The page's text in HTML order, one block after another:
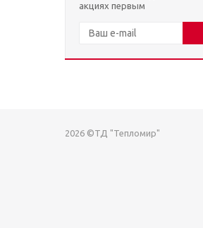
акциях первым
2026 ©ТД "Тепломир"